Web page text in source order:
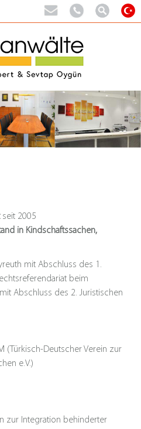
seit 2005
in Kindschaftssachen,
mit Abschluss des 1.
beim
Abschluss des 2. Juristischen
(Türkisch-Deutscher Verein zur
e.V.)
zur Integration behinderter